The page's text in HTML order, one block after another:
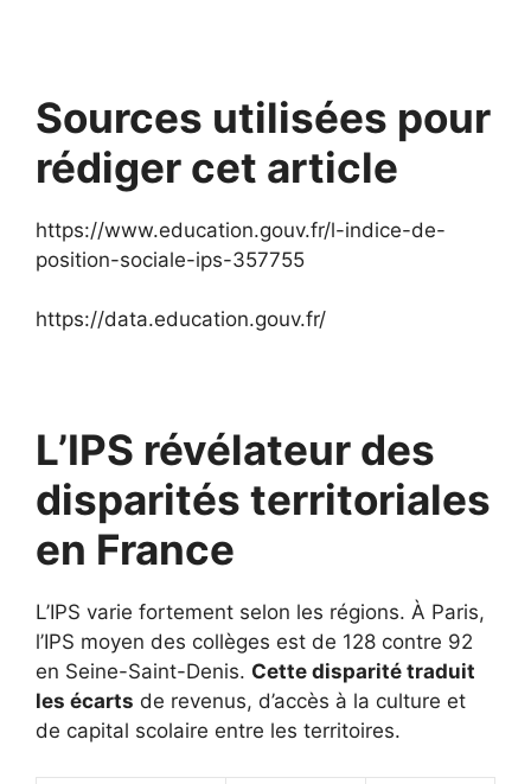
Sources utilisées pour
rédiger cet article
https://www.education.gouv.fr/l-indice-de-
position-sociale-ips-357755
https://data.education.gouv.fr/
L’IPS révélateur des
disparités territoriales
en France
L’IPS varie fortement selon les régions. À Paris,
l’IPS moyen des collèges est de 128 contre 92
en Seine-Saint-Denis. Cette disparité traduit
les écarts de revenus, d’accès à la culture et
de capital scolaire entre les territoires.